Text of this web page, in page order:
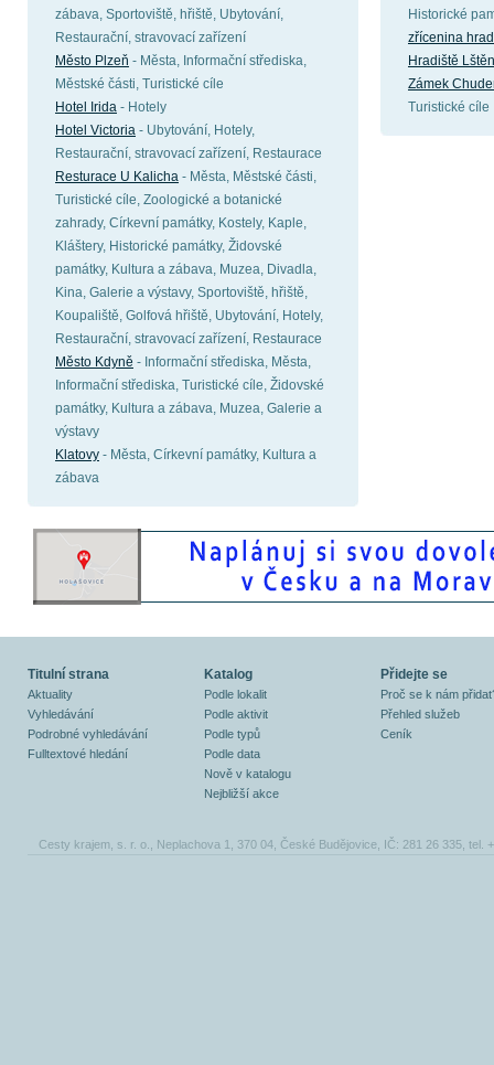
zábava, Sportoviště, hřiště, Ubytování,
Restaurační, stravovací zařízení
Město Plzeň - Města, Informační střediska,
Městské části, Turistické cíle
Hotel Irida - Hotely
Hotel Victoria - Ubytování, Hotely,
Restaurační, stravovací zařízení, Restaurace
Resturace U Kalicha - Města, Městské části,
Turistické cíle, Zoologické a botanické
zahrady, Církevní památky, Kostely, Kaple,
Kláštery, Historické památky, Židovské
památky, Kultura a zábava, Muzea, Divadla,
Kina, Galerie a výstavy, Sportoviště, hřiště,
Koupaliště, Golfová hřiště, Ubytování, Hotely,
Restaurační, stravovací zařízení, Restaurace
Město Kdyně - Informační střediska, Města,
Informační střediska, Turistické cíle, Židovské
památky, Kultura a zábava, Muzea, Galerie a
výstavy
Klatovy - Města, Církevní památky, Kultura a
zábava
Historické
zřícenina
Hradiště
Zámek
Turistické cíle
Titulní strana
Aktuality
Vyhledávání
Podrobné vyhledávání
Fulltextové hledání
Katalog
Podle lokalit
Podle aktivit
Podle typů
Podle data
Nově v katalogu
Nejbližší akce
Přidejte se
Proč se k nám
Přehled služeb
Ceník
Cesty krajem, s. r. o., Neplachova 1, 370 04, České Budějovice, IČ: 281 26 335, tel.